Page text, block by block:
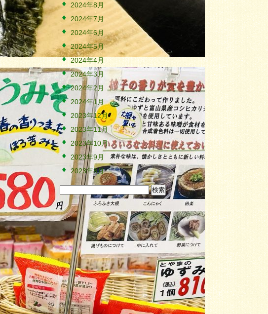
2024年8月
2024年7月
2024年6月
2024年5月
2024年4月
2024年3月
2024年2月
2024年1月
2023年12月
2023年11月
2023年10月
2023年9月
2023年8月